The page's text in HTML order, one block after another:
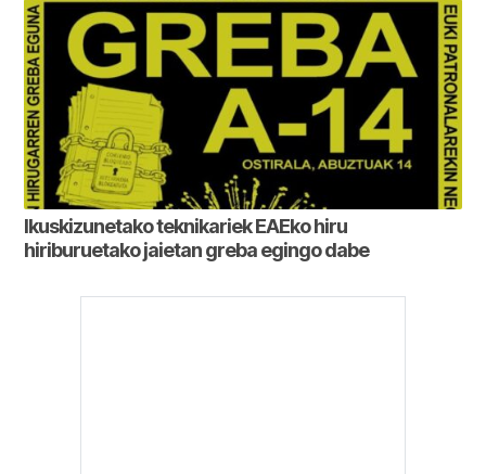
Ikuskizunetako teknikariek EAEko hiru
hiriburuetako jaietan greba egingo dabe